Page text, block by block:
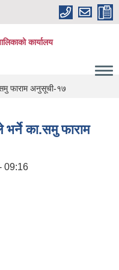
कार्यालय
फाराम अनुसूची-१७
का.समु फाराम
09:16